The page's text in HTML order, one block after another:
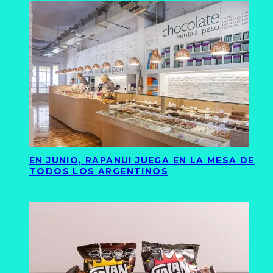
EN JUNIO, RAPANUI JUEGA EN LA MESA DE
TODOS LOS ARGENTINOS